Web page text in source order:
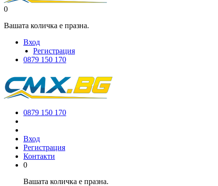
0
Вашата количка е празна.
Вход
Регистрация
0879 150 170
0879 150 170
Вход
Регистрация
Контакти
0
Вашата количка е празна.